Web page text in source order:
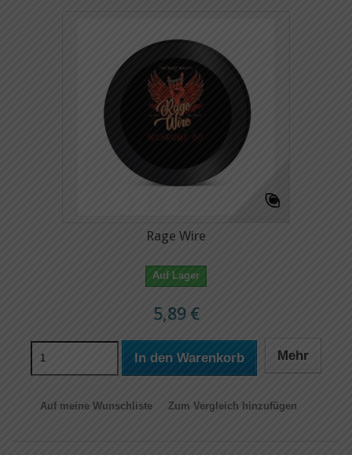
Rage Wire
Auf Lager
5,89 €
In den Warenkorb Mehr
Auf meine Wunschliste Zum Vergleich hinzufügen